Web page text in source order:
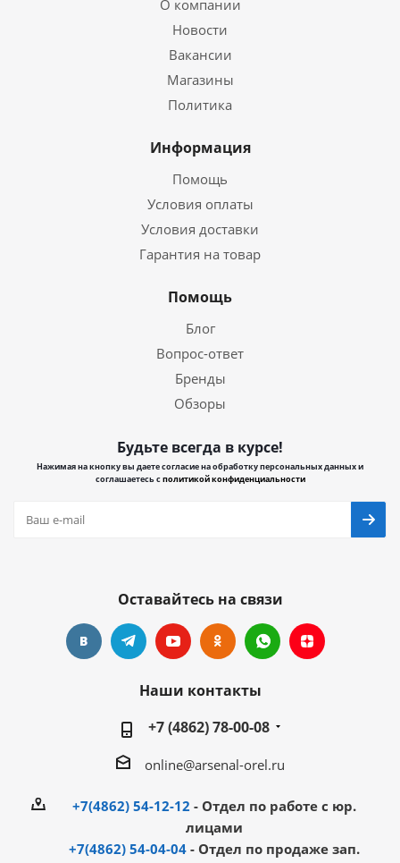
О компании
Новости
Вакансии
Магазины
Политика
Информация
Помощь
Условия оплаты
Условия доставки
Гарантия на товар
Помощь
Блог
Вопрос-ответ
Бренды
Обзоры
Будьте всегда в курсе!
Нажимая на кнопку вы даете согласие на обработку персональных данных и
соглашаетесь сполитикой конфиденциальности
Оставайтесь на связи
Наши контакты
+7 (4862) 78-00-08
online@arsenal-orel.ru
+7(4862) 54-12-12 - Отдел по работе с юр.
лицами
+7(4862) 54-04-04 - Отдел по продаже зап.